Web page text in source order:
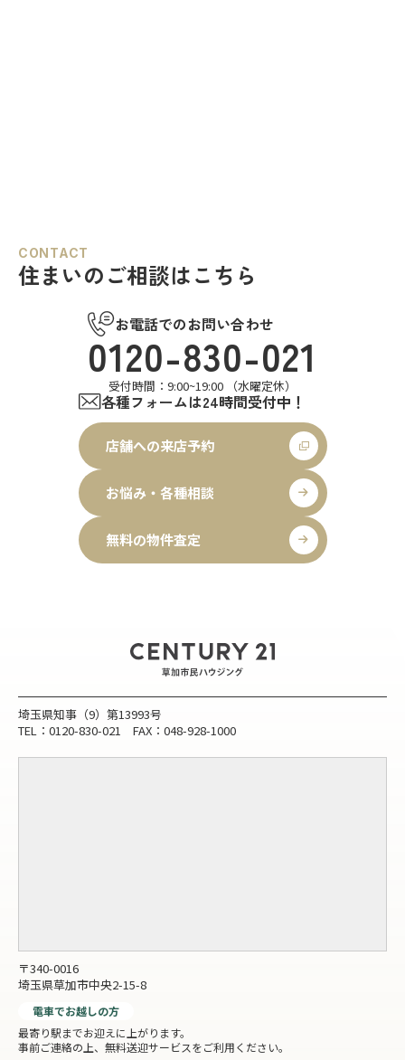
CONTACT
住まいのご相談はこちら
お電話でのお問い合わせ
0120-830-021
受付時間：9:00~19:00 （水曜定休）
各種フォームは24時間受付中！
店舗への来店予約
お悩み・各種相談
無料の物件査定
埼玉県知事（9）第13993号
TEL：0120-830-021 FAX：048-928-1000
〒340-0016
埼玉県草加市中央2-15-8
電車でお越しの方
最寄り駅までお迎えに上がります。
事前ご連絡の上、無料送迎サービスをご利用ください。